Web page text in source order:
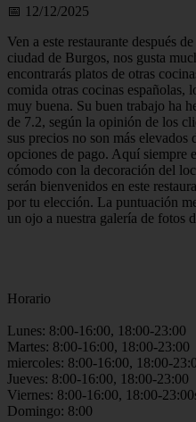
📅 12/12/2025
Ven a este restaurante después
ciudad de Burgos, nos gusta
encontrarás platos de otras
comida otras cocinas españolas,
muy buena. Su buen trabajo ha
de 7.2, según la opinión de los
sus precios no son más
opciones de pago. Aquí siempre
cómodo con la decoración del
serán bienvenidos en este
por tu elección. La puntuación
un ojo a nuestra galería de fotos
Horario
Lunes: 8:00-16:00, 18:00-23:00
Martes: 8:00-16:00, 18:00-23:00
miercoles: 8:00-16:00, 18:00-
Jueves: 8:00-16:00, 18:00-23:00
Viernes: 8:00-16:00, 18:00-
Domingo: 8:00